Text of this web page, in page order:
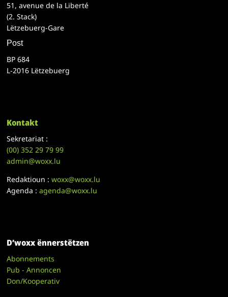
51, avenue de la Liberté
(2. Stack)
Lëtzebuerg-Gare
Post
BP 684
L-2016 Lëtzebuerg
Kontakt
Sekretariat :
(00)352 29 79 99
admin@woxx.lu
Redaktioun :woxx@woxx.lu
Agenda :agenda@woxx.lu
D’woxx ënnerstëtzen
Abonnements
Pub - Annoncen
Don/Kooperativ